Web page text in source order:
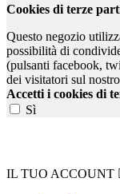
Cookies di terze
Questo negozio
possibilità di
(pulsanti facebook,
dei visitatori sul
Accetti i cookies di
Sì
IL TUO ACCOUNT